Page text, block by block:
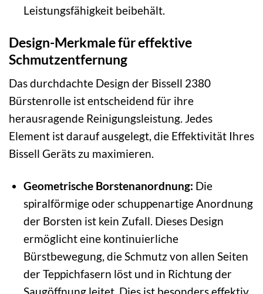
Leistungsfähigkeit beibehält.
Design-Merkmale für effektive
Schmutzentfernung
Das durchdachte Design der Bissell 2380
Bürstenrolle ist entscheidend für ihre
herausragende Reinigungsleistung. Jedes
Element ist darauf ausgelegt, die Effektivität Ihres
Bissell Geräts zu maximieren.
Geometrische Borstenanordnung: Die
spiralförmige oder schuppenartige Anordnung
der Borsten ist kein Zufall. Dieses Design
ermöglicht eine kontinuierliche
Bürstbewegung, die Schmutz von allen Seiten
der Teppichfasern löst und in Richtung der